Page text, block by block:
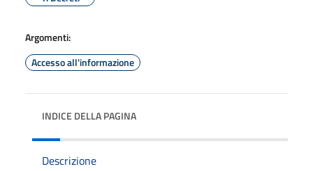
Argomenti:
Accesso all'informazione
INDICE DELLA PAGINA
Descrizione